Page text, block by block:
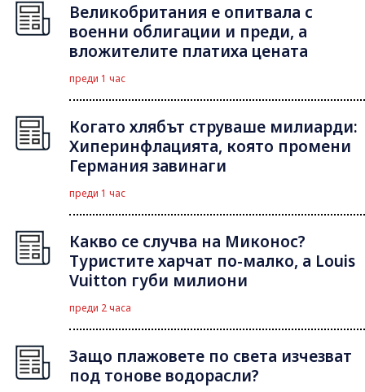
Великобритания е опитвала с
военни облигации и преди, а
вложителите платиха цената
преди 1 час
Когато хлябът струваше милиарди:
Хиперинфлацията, която промени
Германия завинаги
преди 1 час
Какво се случва на Миконос?
Туристите харчат по-малко, а Louis
Vuitton губи милиони
преди 2 часа
Защо плажовете по света изчезват
под тонове водорасли?